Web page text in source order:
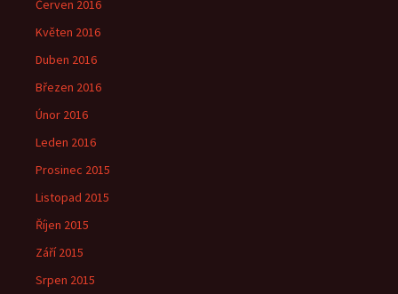
Červen 2016
Květen 2016
Duben 2016
Březen 2016
Únor 2016
Leden 2016
Prosinec 2015
Listopad 2015
Říjen 2015
Září 2015
Srpen 2015